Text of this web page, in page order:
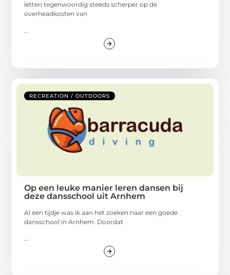
letten tegenwoordig steeds scherper op de
overheadkosten van
RECREATION / OUTDOORS
Op een leuke manier leren dansen bij
deze dansschool uit Arnhem
Al een tijdje was ik aan het zoeken naar een goede
dansschool in Arnhem. Doordat
...